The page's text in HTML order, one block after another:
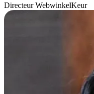
Directeur WebwinkelKeur